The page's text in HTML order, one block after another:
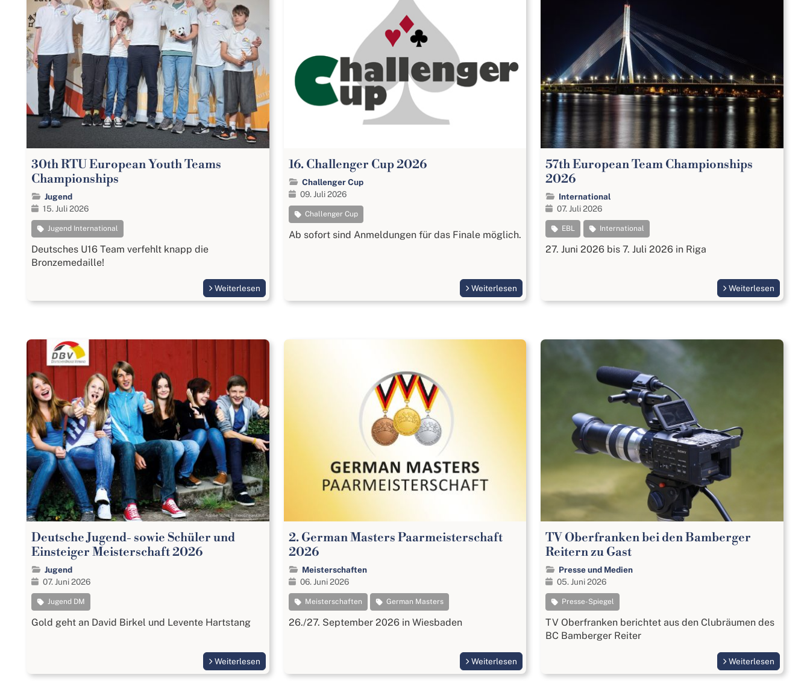
30th RTU European Youth Teams
Championships
Jugend
15. Juli 2026
Jugend International
Deutsches U16 Team verfehlt knapp die
Bronzemedaille!
Weiterlesen
16. Challenger Cup 2026
Challenger Cup
09. Juli 2026
Challenger Cup
Ab sofort sind Anmeldungen für das Finale möglich.
Weiterlesen
57th European Team Championships
2026
International
07. Juli 2026
EBL International
27. Juni 2026 bis 7. Juli 2026 in Riga
Weiterlesen
Deutsche Jugend- sowie Schüler und
Einsteiger Meisterschaft 2026
Jugend
07. Juni 2026
Jugend DM
Gold geht an David Birkel und Levente Hartstang
Weiterlesen
2. German Masters Paarmeisterschaft
2026
Meisterschaften
06. Juni 2026
Meisterschaften German Masters
26./27. September 2026 in Wiesbaden
Weiterlesen
TV Oberfranken bei den Bamberger
Reitern zu Gast
Presse und Medien
05. Juni 2026
Presse-Spiegel
TV Oberfranken berichtet aus den Clubräumen des
BC Bamberger Reiter
Weiterlesen